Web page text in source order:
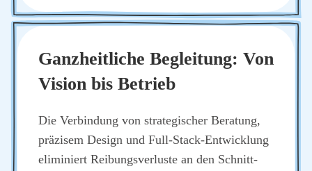
Ganz­heit­li­che Beglei­tung: Von
Visi­on bis Betrieb
Die Ver­bin­dung von stra­te­gi­scher Bera­tung,
prä­zi­sem Design und Full-Stack-Ent­wick­lung
eli­mi­niert Rei­bungs­ver­lus­te an den Schnitt­